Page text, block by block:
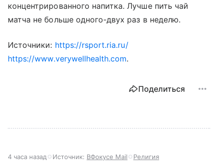
концентрированного напитка. Лучше пить чай
матча не больше одного-двух раз в неделю.
Источники: https://rsport.ria.ru/
https://www.verywellhealth.com.
Поделиться
4 часа назад Источник: ВФокусе Mail Религия